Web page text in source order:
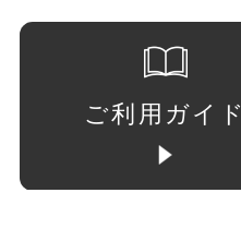
ご利用ガイド